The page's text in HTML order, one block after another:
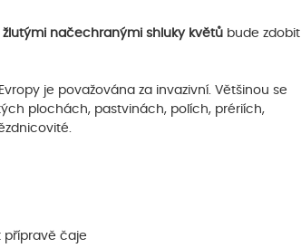
načechranými shluky květů bude zdobit
je považována za invazivní. Většinou se
plochách, pastvinách, polích, prériích,
přípravě čaje